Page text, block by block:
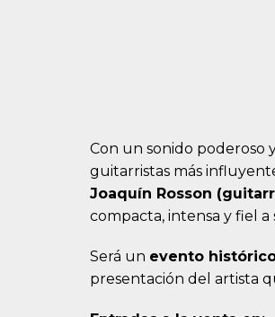
Con un sonido poderoso
guitarristas más
Joaquín Rosson
compacta, intensa y fiel
Será un evento
presentación del artista